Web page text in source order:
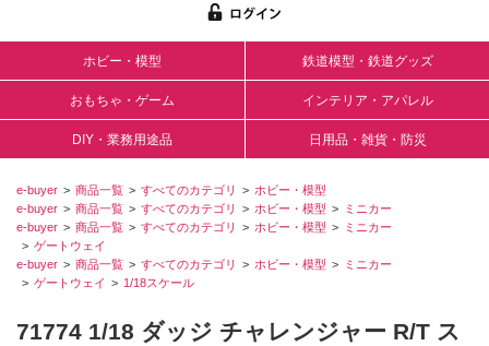
ホビー・模型 鉄道模型・鉄道グッズ
おもちゃ・ゲーム インテリア・アパレル
DIY・業務用途品 日用品・雑貨・防災
e-buyer 商品一覧 すべてのカテゴリ
ホビー・模型
e-buyer
商品一覧 すべてのカテゴリ ホビー・模型
ミニカー
e-buyer
商品一覧 すべてのカテゴリ ホビー・模型
ミニカー
ゲートウェイ
e-buyer
商品一覧 すべてのカテゴリ ホビー・模型
ミニカー
ゲートウェイ
1/18スケール
71774 1/18 ダッジ チャレンジャー R/T ス